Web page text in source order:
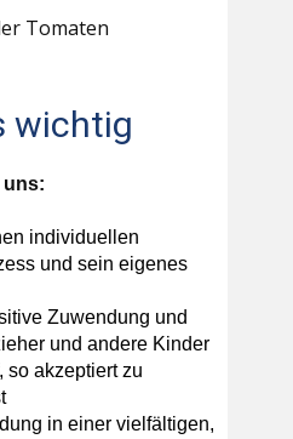
Tomaten
wichtig
uns:
individuellen
und sein eigenes
Zuwendung und
und andere Kinder
so akzeptiert zu
in einer vielfältigen,